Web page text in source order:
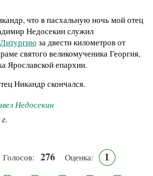
что в пасхальную ночь мой отец
Недосекин служил
за двести километров от
святого великомученика Георгия,
Ярославской епархии.
Никандр скончался.
Недосекин
Голосов: 276 Оценка: 1